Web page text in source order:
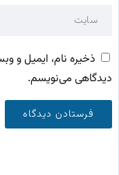
ذخیره نام، ایمیل و
دیدگاهی می‌نویسم.